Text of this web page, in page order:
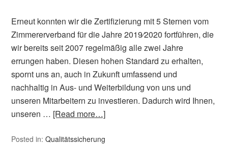
Erneut konnten wir die Zertifizierung mit 5 Sternen vom
Zimmererverband für die Jahre 2019⁄2020 fortführen, die
wir bereits seit 2007 regelmäßig alle zwei Jahre
errungen haben. Diesen hohen Standard zu erhalten,
spornt uns an, auch in Zukunft umfassend und
nachhaltig in Aus- und Weiterbildung von uns und
unseren Mitarbeitern zu investieren. Dadurch wird Ihnen,
unseren … [Read more…]
Posted in:Qualitätssicherung